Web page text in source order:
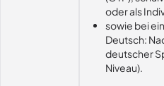
oder als
sowie bei
Deutsch:
deutscher
Niveau).